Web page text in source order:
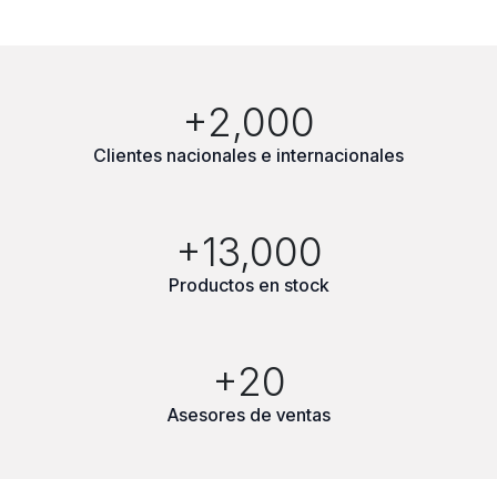
+2,000
Clientes nacionales e internacionales
+13,000
Productos en stock
+20
Asesores de ventas